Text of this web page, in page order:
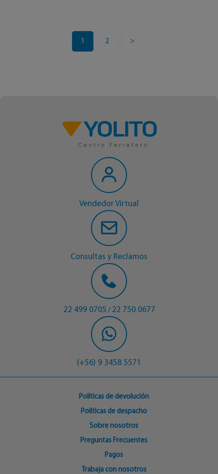
1 2 >
Vendedor Virtual
Consultas y Reclamos
22 499 0705 / 22 750 0677
(+56) 9 3458 5571
Políticas de devolución
Políticas de despacho
Sobre nosotros
Preguntas Frecuentes
Pagos
Trabaja con nosotros